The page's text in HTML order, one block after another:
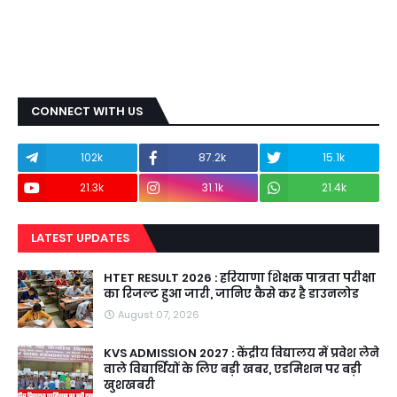
CONNECT WITH US
102k 87.2k
15.1k
21.3k
31.1k 21.4k
LATEST UPDATES
HTET RESULT 2026 : हरियाणा शिक्षक पात्रता परीक्षा
का रिजल्ट हुआ जारी, जानिए कैसे कर है डाउनलोड
August 07, 2026
KVS ADMISSION 2027 : केंद्रीय विद्यालय में प्रवेश लेने
वाले विद्यार्थियों के लिए बड़ी खबर, एडमिशन पर बड़ी
खुशखबरी